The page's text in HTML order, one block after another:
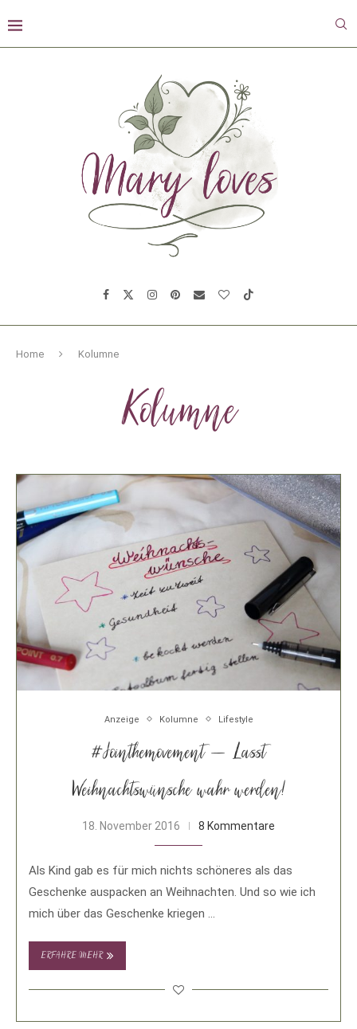
Home Kolumne
Kolumne
Anzeige Kolumne Lifestyle
#Jointhemovement – Lasst
Weihnachtswünsche wahr werden!
18. November 2016 8 Kommentare
Als Kind gab es für mich nichts schöneres als das
Geschenke auspacken an Weihnachten. Und so wie ich
mich über das Geschenke kriegen …
ERFAHRE MEHR